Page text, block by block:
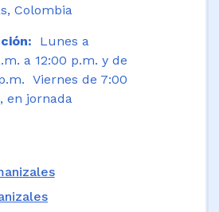
Colombia
Lunes a
a 12:00 p.m. y de
Viernes de 7:00
en jornada